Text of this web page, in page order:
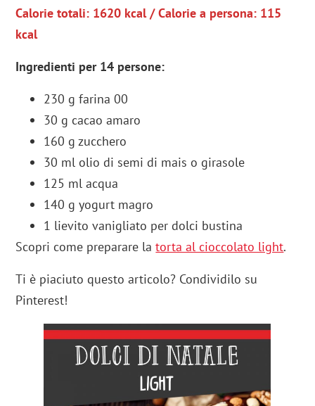
Calorie totali: 1620 kcal / Calorie a persona: 115
kcal
Ingredienti per 14 persone:
230 g farina 00
30 g cacao amaro
160 g zucchero
30 ml olio di semi di mais o girasole
125 ml acqua
140 g yogurt magro
1 lievito vanigliato per dolci bustina
Scopri come preparare latorta al cioccolato light.
Ti è piaciuto questo articolo? Condividilo su
Pinterest!